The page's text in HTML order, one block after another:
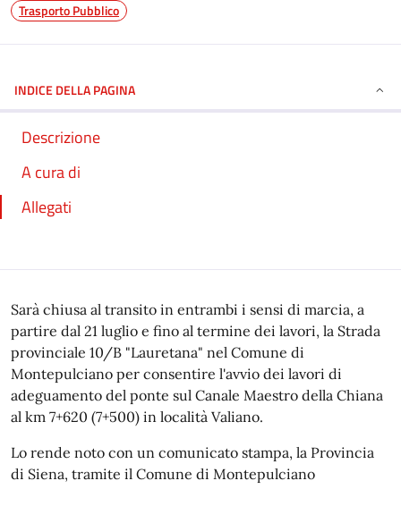
Trasporto Pubblico
INDICE DELLA PAGINA
Descrizione
A cura di
Allegati
Sarà chiusa al transito in entrambi i sensi di marcia, a
partire dal 21 luglio e fino al termine dei lavori, la Strada
provinciale 10/B "Lauretana" nel Comune di
Montepulciano per consentire l'avvio dei lavori di
adeguamento del ponte sul Canale Maestro della Chiana
al km 7+620 (7+500) in località Valiano.
Lo rende noto con un comunicato stampa, la Provincia
di Siena, tramite il Comune di Montepulciano